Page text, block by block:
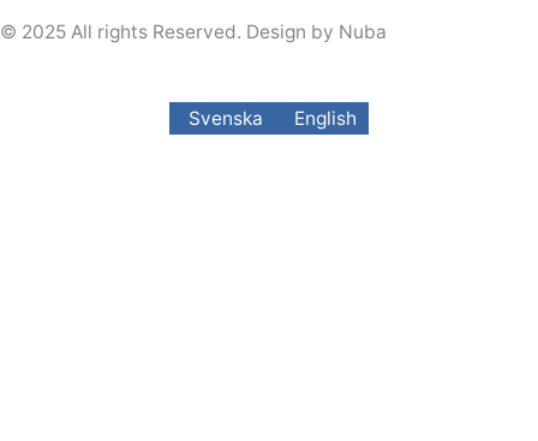
© 2025 All rights Reserved. Design by Nuba
Svenska English